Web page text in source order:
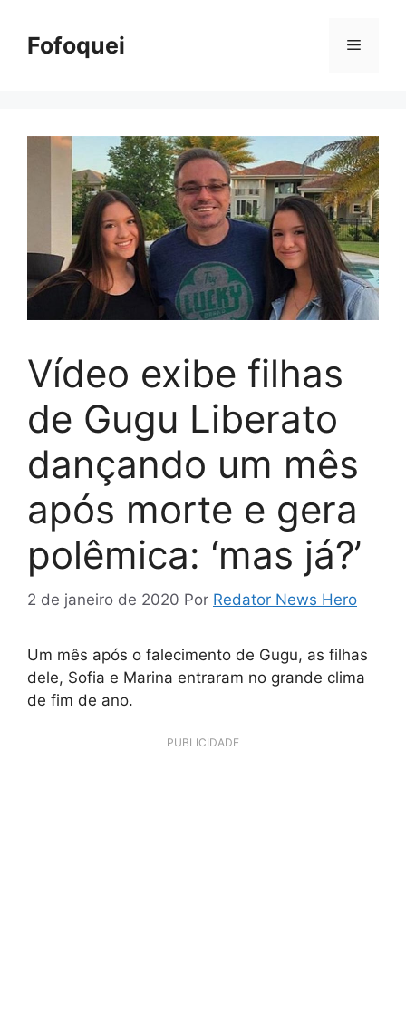
paraFofoquei Menu
Vídeo exibe filhas
de Gugu Liberato
dançando um mês
após morte e gera
polêmica: ‘mas já?’
2 de janeiro de 2020 Por Redator News Hero
Um mês após o falecimento de Gugu, as filhas
dele, Sofia e Marina entraram no grande clima
de fim de ano.
PUBLICIDADE